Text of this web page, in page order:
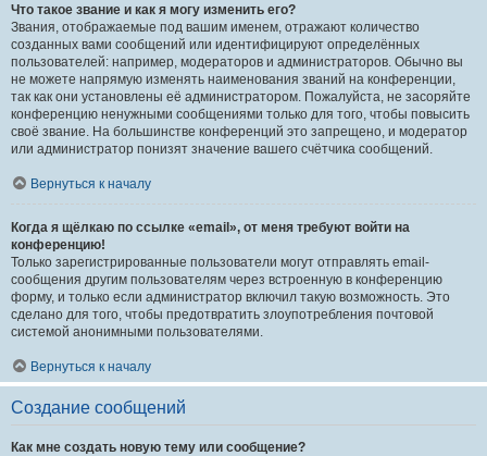
Что такое звание и как я могу изменить его?
Звания, отображаемые под вашим именем, отражают количество
созданных вами сообщений или идентифицируют определённых
пользователей: например, модераторов и администраторов. Обычно вы
не можете напрямую изменять наименования званий на конференции,
так как они установлены её администратором. Пожалуйста, не засоряйте
конференцию ненужными сообщениями только для того, чтобы повысить
своё звание. На большинстве конференций это запрещено, и модератор
или администратор понизят значение вашего счётчика сообщений.
Вернуться к началу
Когда я щёлкаю по ссылке «email», от меня требуют войти на
конференцию!
Только зарегистрированные пользователи могут отправлять email-
сообщения другим пользователям через встроенную в конференцию
форму, и только если администратор включил такую возможность. Это
сделано для того, чтобы предотвратить злоупотребления почтовой
системой анонимными пользователями.
Вернуться к началу
Создание сообщений
Как мне создать новую тему или сообщение?